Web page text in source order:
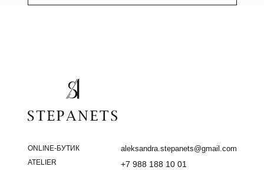
ONLINE-БУТИК
ATELIER
aleksandra.stepanets@gmail.com
+7 988 188 10 01